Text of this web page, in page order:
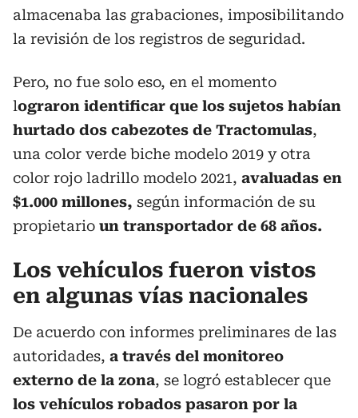
almacenaba las grabaciones, imposibilitando
la revisión de los registros de seguridad.
Pero, no fue solo eso, en el momento
lograron identificar que los sujetos habían
hurtado dos cabezotes de Tractomulas,
una color verde biche modelo 2019 y otra
color rojo ladrillo modelo 2021, avaluadas en
$1.000 millones, según información de su
propietario un transportador de 68 años.
Los vehículos fueron vistos
en algunas vías nacionales
De acuerdo con informes preliminares de las
autoridades, a través del monitoreo
externo de la zona, se logró establecer que
los vehículos robados pasaron por la